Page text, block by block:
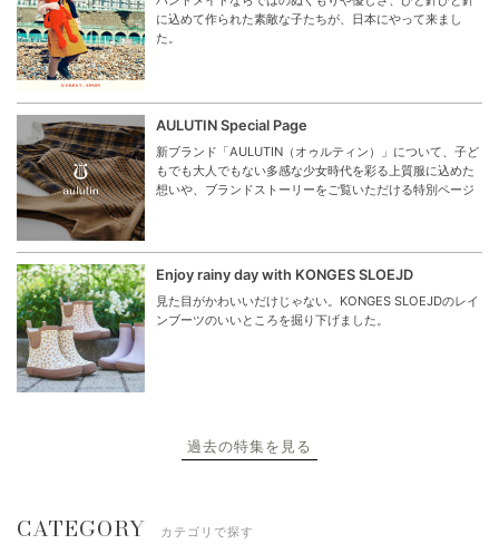
に込めて作られた素敵な子たちが、日本にやって来まし
た。
AULUTIN Special Page
新ブランド「AULUTIN（オゥルティン）」について、子ど
もでも大人でもない多感な少女時代を彩る上質服に込めた
想いや、ブランドストーリーをご覧いただける特別ページ
Enjoy rainy day with KONGES SLOEJD
見た目がかわいいだけじゃない。KONGES SLOEJDのレイ
ンブーツのいいところを掘り下げました。
過去の特集を見る
CATEGORY カテゴリで探す